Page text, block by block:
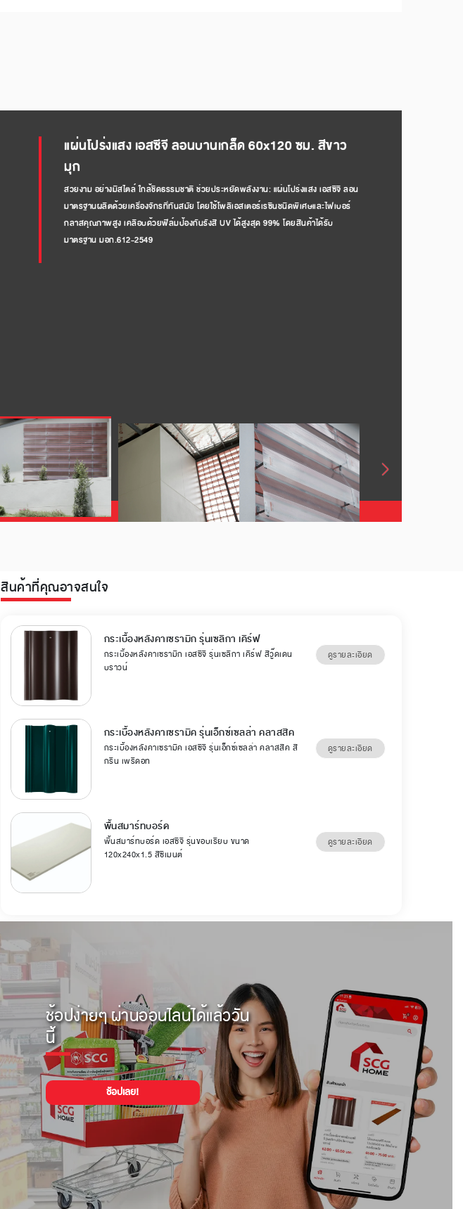
แผ่นโปร่งแสง เอสซีจี ลอนบานเกล็ด 60x120 ซม. สีขาว
มุก
สวยงาม อย่างมีสไตล์ ใกล้ชิดธรรมชาติ ช่วยประหยัดพลังงาน: แผ่นโปร่งแสง เอสซีจี ลอน
มาตรฐานผลิตด้วยเครื่องจักรที่ทันสมัย โดยใช้โพลีเอสเตอร์เรซินชนิดพิเศษและไฟเบอร์
กลาสคุณภาพสูง เคลือบด้วยฟิล์มป้องกันรังสี UV ได้สูงสุด 99% โดยสินค้าได้รับ
มาตรฐาน มอก.612-2549
สินค้าที่คุณอาจสนใจ
กระเบื้องหลังคาเซรามิก รุ่นเซลิกา เคิร์ฟ
กระเบื้องหลังคาเซรามิก เอสซีจี รุ่นเซลิกา เคิร์ฟ สีวู๊ดเดน
บราวน์
ดูรายละเอียด
กระเบื้องหลังคาเซรามิค รุ่นเอ็กซ์เซลล่า คลาสสิค
กระเบื้องหลังคาเซรามิค เอสซีจี รุ่นเอ็กซ์เซลล่า คลาสสิค สี
กรีน เพริดอท
ดูรายละเอียด
พื้นสมาร์ทบอร์ด
พื้นสมาร์ทบอร์ด เอสซีจี รุ่นขอบเรียบ ขนาด
120x240x1.5 สีซีเมนต์
ดูรายละเอียด
ช้อปง่ายๆ ผ่านออนไลน์ได้แล้ววัน
นี้
ช้อปเลย!